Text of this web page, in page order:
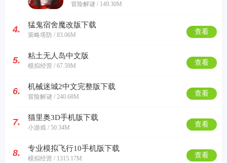
冒险解谜 / 149.30M
4. 猛鬼宿舍魔改版下载
策略塔防 / 83.06M 查看
5. 粘土无人岛中文版
模拟经营 / 67.59M 查看
6. 机械迷城2中文完整版下载
冒险解谜 / 240.68M 查看
7. 猫里奥3D手机版下载
小游戏 / 50.34M 查看
8. 专业模拟飞行10手机版下载
模拟经营 / 1315.17M 查看